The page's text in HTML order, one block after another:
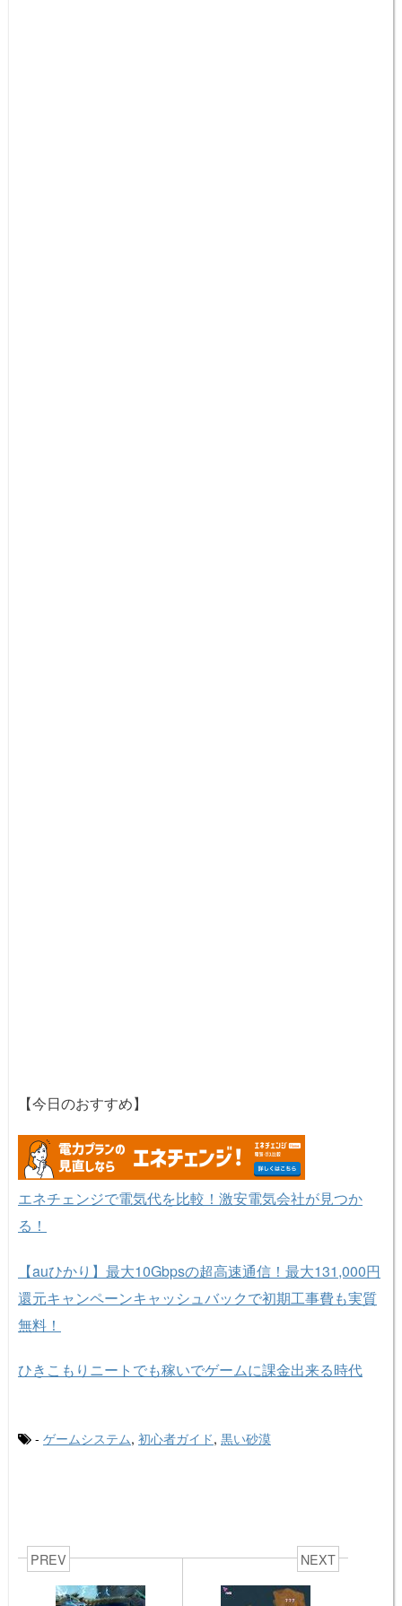
【今日のおすすめ】
エネチェンジで電気代を比較！激安電気会社が見つか
る！
【auひかり】最大10Gbpsの超高速通信！最大131,000円
還元キャンペーンキャッシュバックで初期工事費も実質
無料！
ひきこもりニートでも稼いでゲームに課金出来る時代
- ゲームシステム, 初心者ガイド, 黒い砂漠
PREV NEXT